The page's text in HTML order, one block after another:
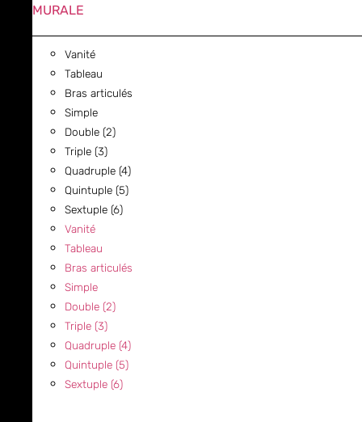
MURALE
Vanité
Tableau
Bras articulés
Simple
Double (2)
Triple (3)
Quadruple (4)
Quintuple (5)
Sextuple (6)
Vanité
Tableau
Bras articulés
Simple
Double (2)
Triple (3)
Quadruple (4)
Quintuple (5)
Sextuple (6)